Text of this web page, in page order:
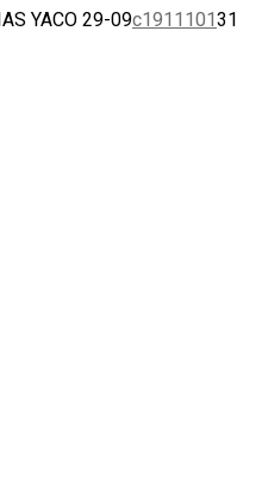
YACO 29-09c191110131